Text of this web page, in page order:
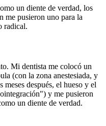
un diente de verdad, los
me pusieron uno para la
radical.
Mi dentista me colocó un
(con la zona anestesiada, y
después, el hueso y el
y me pusieron
un diente de verdad.